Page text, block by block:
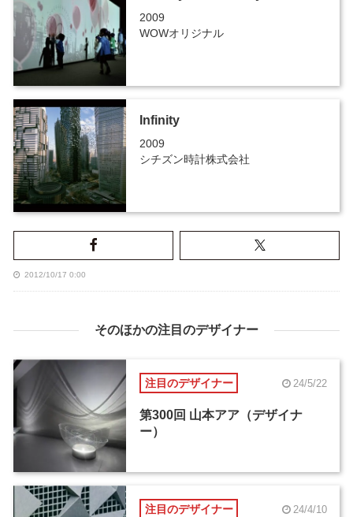
2009
WOWオリジナル
Infinity
2009
シチズン時計株式会社
2012/10/17 0:00
そのほかの注目のデザイナー
注目のデザイナー 24/5/22
第300回 山本アア（デザイナ
ー）
注目のデザイナー 24/4/10